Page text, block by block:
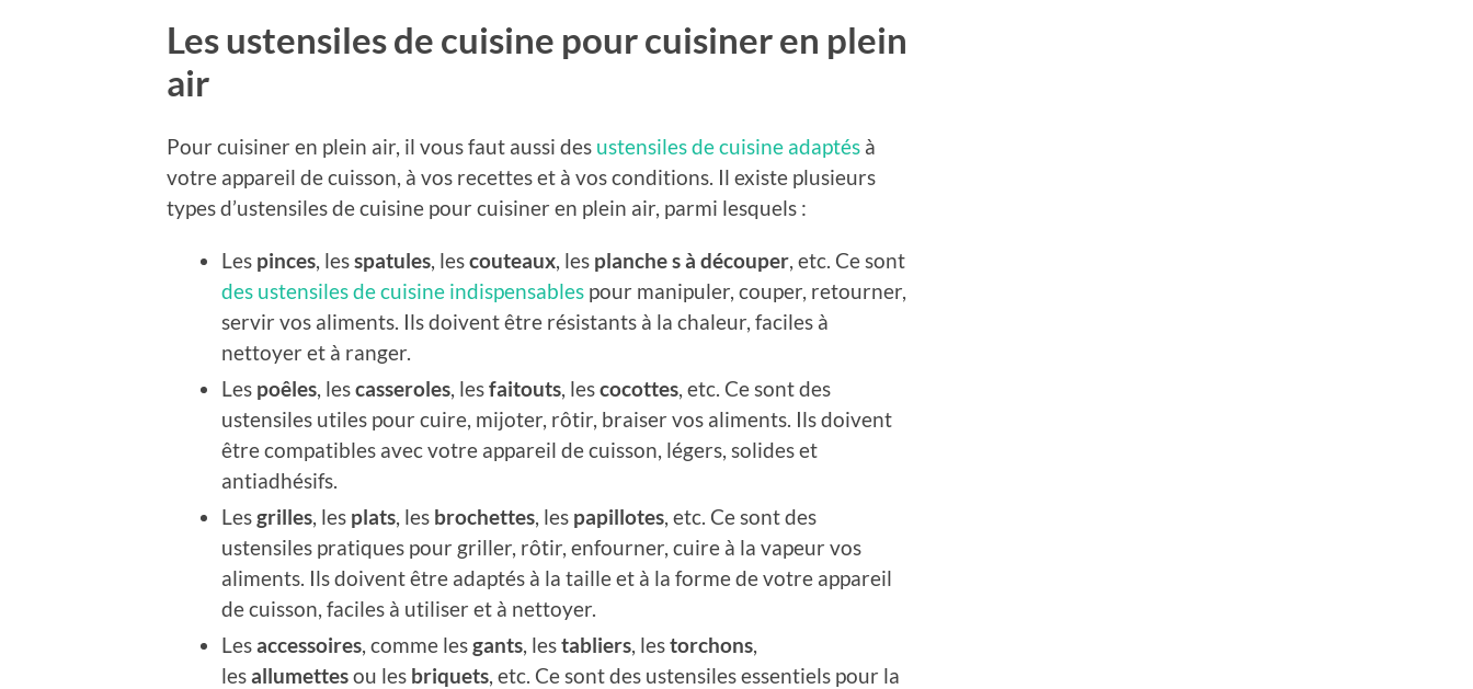
Les ustensiles de cuisine pour cuisiner en plein
air
Pour cuisiner en plein air, il vous faut aussi des ustensiles de cuisine adaptés à
votre appareil de cuisson, à vos recettes et à vos conditions. Il existe plusieurs
types d’ustensiles de cuisine pour cuisiner en plein air, parmi lesquels :
Les pinces , lesspatules , lescouteaux , les planche s à découper , etc. Ce sont
des ustensiles de cuisine indispensables pour manipuler, couper, retourner,
servir vos aliments. Ils doivent être résistants à la chaleur, faciles à
nettoyer et à ranger.
Les poêles , lescasseroles , lesfaitouts , lescocottes , etc. Ce sont des
ustensiles utiles pour cuire, mijoter, rôtir, braiser vos aliments. Ils doivent
être compatibles avec votre appareil de cuisson, légers, solides et
antiadhésifs.
Lesgrilles , les plats , les brochettes , les papillotes , etc. Ce sont des
ustensiles pratiques pour griller, rôtir, enfourner, cuire à la vapeur vos
aliments. Ils doivent être adaptés à la taille et à la forme de votre appareil
de cuisson, faciles à utiliser et à nettoyer.
Lesaccessoires , comme lesgants , lestabliers , lestorchons
lesallumettesou les briquets , etc. Ce sont des ustensiles essentiels pour la